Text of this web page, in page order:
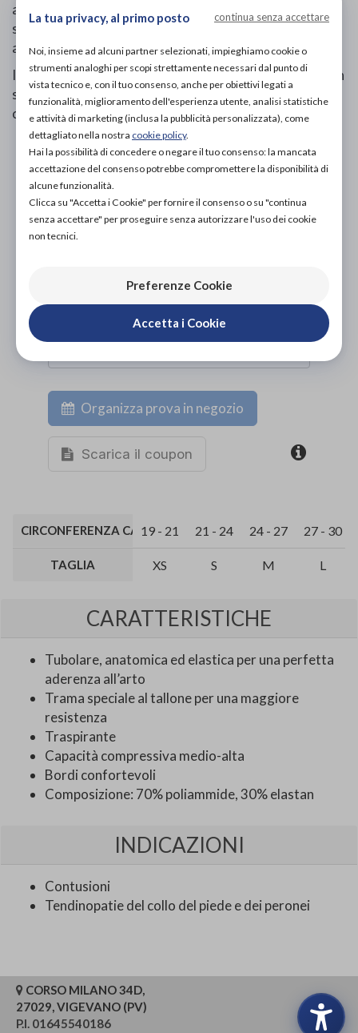
arancione in alto. Posizionarlo in modo che l’etichetta
stessa risulti centrata anteriormente e che il tallone
alloggi nell’apposita sede.
Istruzioni per il lavaggio: Lavaggio a mano fino a 30° con
sapone neutro; lasciare asciugare lontano da fonti di
calore.
PROVA E ACQUISTA IN NEGOZIO
DA25,00€
PROVA E NOLEGGIA IN NEGOZIO
NON DISPONIBILE
Organizza prova in negozio
Scarica il coupon
CIRCONFERENZA CAVIGLIA (CM)
19 - 21 21 - 24 24 - 27 27 - 30
TAGLIA XS S M L
CARATTERISTICHE
Tubolare, anatomica ed elastica per una perfetta
aderenza all’arto
Trama speciale al tallone per una maggiore
resistenza
Traspirante
Capacità compressiva medio-alta
Bordi confortevoli
Composizione: 70% poliammide, 30% elastan
INDICAZIONI
Contusioni
Tendinopatie del collo del piede e dei peronei
CORSO MILANO 34D,
27029, VIGEVANO (PV)
P.I. 01645540186
La tua privacy, al primo posto continua senza accettare
Noi, insieme ad alcuni partner selezionati, impieghiamo cookie o
strumenti analoghi per scopi strettamente necessari dal punto di
vista tecnico e, con il tuo consenso, anche per obiettivi legati a
funzionalità, miglioramento dell'esperienza utente, analisi statistiche
e attività di marketing (inclusa la pubblicità personalizzata), come
dettagliato nella nostra cookie policy.
Hai la possibilità di concedere o negare il tuo consenso: la mancata
accettazione del consenso potrebbe compromettere la disponibilità di
alcune funzionalità.
Clicca su "Accetta i Cookie" per fornire il consenso o su "continua
senza accettare" per proseguire senza autorizzare l'uso dei cookie
non tecnici.
Preferenze Cookie
Accetta i Cookie